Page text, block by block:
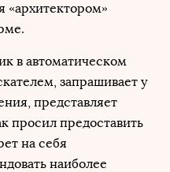
«архитектором»
в автоматическом
запрашивает у
представляет
просил предоставить
на себя
наиболее